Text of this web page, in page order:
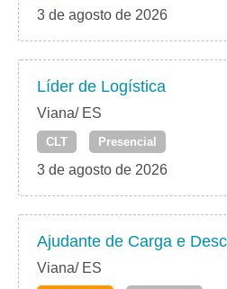
3 de agosto de 2026
Líder de Logística
Viana/ ES
CLT Presencial
3 de agosto de 2026
Ajudante de Carga e
Viana/ ES